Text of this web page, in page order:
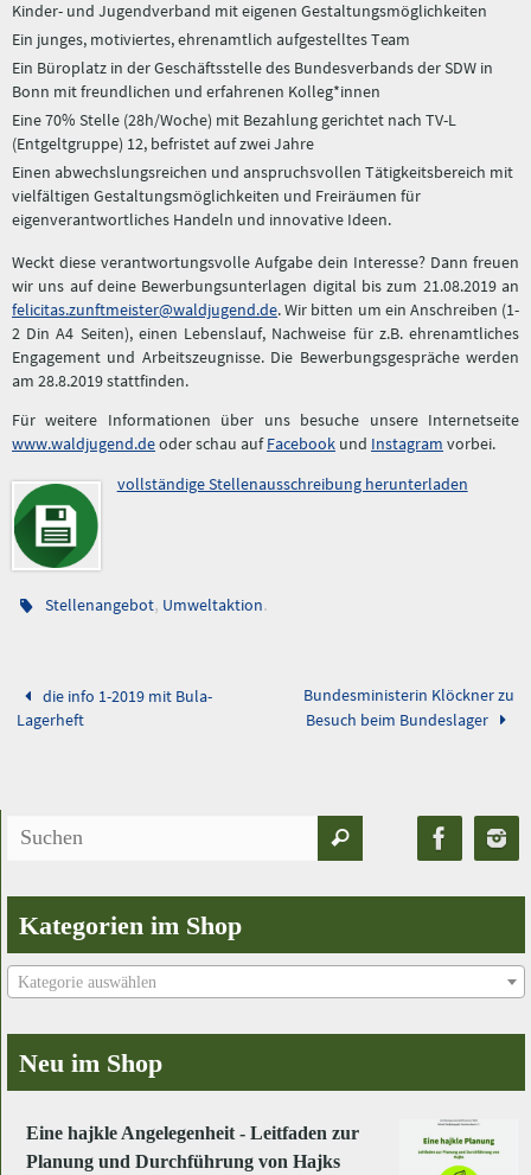
Kinder- und Jugendverband mit eigenen Gestaltungsmöglichkeiten
Ein junges, motiviertes, ehrenamtlich aufgestelltes Team
Ein Büroplatz in der Geschäftsstelle des Bundesverbands der SDW in
Bonn mit freundlichen und erfahrenen Kolleg*innen
Eine 70% Stelle (28h/Woche) mit Bezahlung gerichtet nach TV-L
(Entgeltgruppe) 12, befristet auf zwei Jahre
Einen abwechslungsreichen und anspruchsvollen Tätigkeitsbereich mit
vielfältigen Gestaltungsmöglichkeiten und Freiräumen für
eigenverantwortliches Handeln und innovative Ideen.
Weckt diese verantwortungsvolle Aufgabe dein Interesse? Dann freuen
wir uns auf deine Bewerbungsunterlagen digital bis zum 21.08.2019 an
felicitas.zunftmeister@waldjugend.de. Wir bitten um ein Anschreiben (1-
2 Din A4 Seiten), einen Lebenslauf, Nachweise für z.B. ehrenamtliches
Engagement und Arbeitszeugnisse. Die Bewerbungsgespräche werden
am 28.8.2019 stattfinden.
Für weitere Informationen über uns besuche unsere Internetseite
www.waldjugend.deoder schau aufFacebook und Instagram vorbei.
vollständige Stellenausschreibung herunterladen
Stellenangebot, Umweltaktion.
die info 1-2019 mit Bula-
Lagerheft
Bundesministerin Klöckner zu
Besuch beim Bundeslager
Suchen
Kategorien im Shop
Kategorie auswählen
Neu im Shop
Eine hajkle Angelegenheit - Leitfaden zur
Planung und Durchführung von Hajks